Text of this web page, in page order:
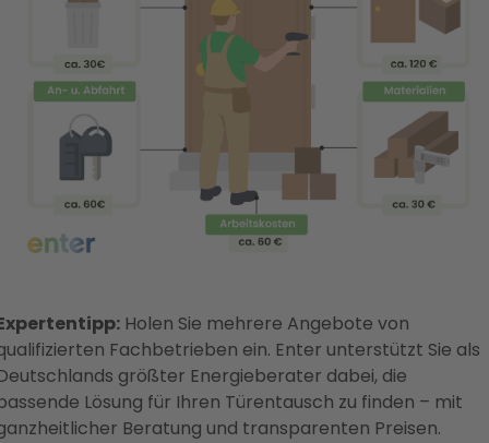
Holen Sie mehrere Angebote von
Fachbetrieben ein. Enter unterstützt Sie als
größter Energieberater dabei, die
Lösung für Ihren Türentausch zu finden – mit
Beratung und transparenten Preisen.